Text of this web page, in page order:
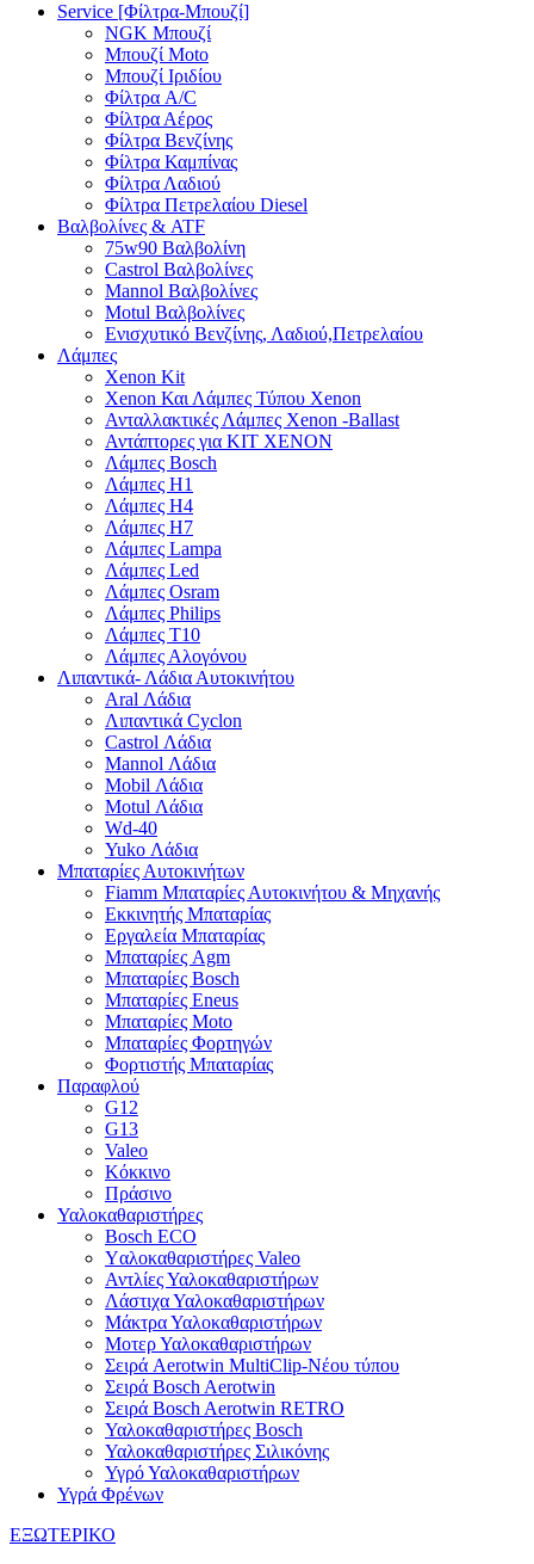
Service [Φίλτρα-Μπουζί]
NGK Μπουζί
Μπουζί Moto
Μπουζί Ιριδίου
Φίλτρα A/C
Φίλτρα Αέρος
Φίλτρα Βενζίνης
Φίλτρα Καμπίνας
Φίλτρα Λαδιού
Φίλτρα Πετρελαίου Diesel
Βαλβολίνες & ATF
75w90 Βαλβολίνη
Castrol Βαλβολίνες
Mannol Βαλβολίνες
Motul Βαλβολίνες
Ενισχυτικό Βενζίνης, Λαδιού,Πετρελαίου
Λάμπες
Xenon Kit
Xenon Και Λάμπες Τύπου Xenon
Ανταλλακτικές Λάμπες Xenon -Ballast
Αντάπτορες για ΚΙΤ ΧΕΝΟΝ
Λάμπες Bosch
Λάμπες H1
Λάμπες H4
Λάμπες H7
Λάμπες Lampa
Λάμπες Led
Λάμπες Osram
Λάμπες Philips
Λάμπες T10
Λάμπες Αλογόνου
Λιπαντικά- Λάδια Αυτοκινήτου
Aral Λάδια
Λιπαντικά Cyclon
Castrol Λάδια
Mannol Λάδια
Mobil Λάδια
Motul Λάδια
Wd-40
Yuko Λάδια
Μπαταρίες Αυτοκινήτων
Fiamm Μπαταρίες Αυτοκινήτου & Μηχανής
Εκκινητής Μπαταρίας
Εργαλεία Μπαταρίας
Μπαταρίες Agm
Μπαταρίες Bosch
Μπαταρίες Eneus
Μπαταρίες Moto
Μπαταρίες Φορτηγών
Φορτιστής Μπαταρίας
Παραφλού
G12
G13
Valeo
Κόκκινο
Πράσινο
Υαλοκαθαριστήρες
Bosch ECO
Yαλοκαθαριστήρες Valeo
Αντλίες Υαλοκαθαριστήρων
Λάστιχα Υαλοκαθαριστήρων
Μάκτρα Υαλοκαθαριστήρων
Μοτερ Υαλοκαθαριστήρων
Σειρά Aerotwin MultiClip-Νέου τύπου
Σειρά Bosch Aerotwin
Σειρά Bosch Aerotwin RETRO
Υαλοκαθαριστήρες Bosch
Υαλοκαθαριστήρες Σιλικόνης
Υγρό Υαλοκαθαριστήρων
Υγρά Φρένων
ΕΞΩΤΕΡΙΚΟ